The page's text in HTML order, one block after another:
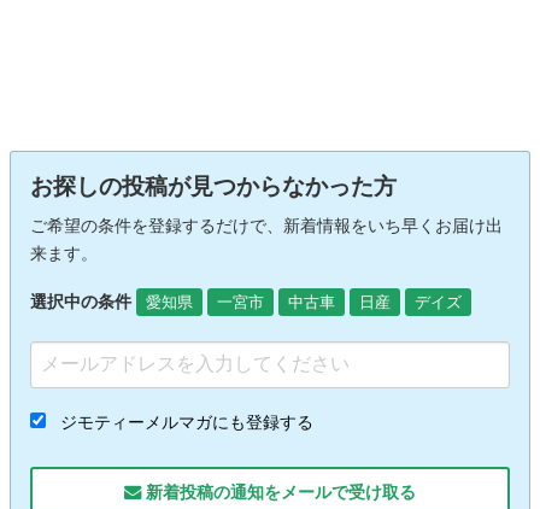
お探しの投稿が見つからなかった方
ご希望の条件を登録するだけで、新着情報をいち早くお届け出
来ます。
選択中の条件 愛知県 一宮市 中古車 日産 デイズ
ジモティーメルマガにも登録する
新着投稿の通知をメールで受け取る